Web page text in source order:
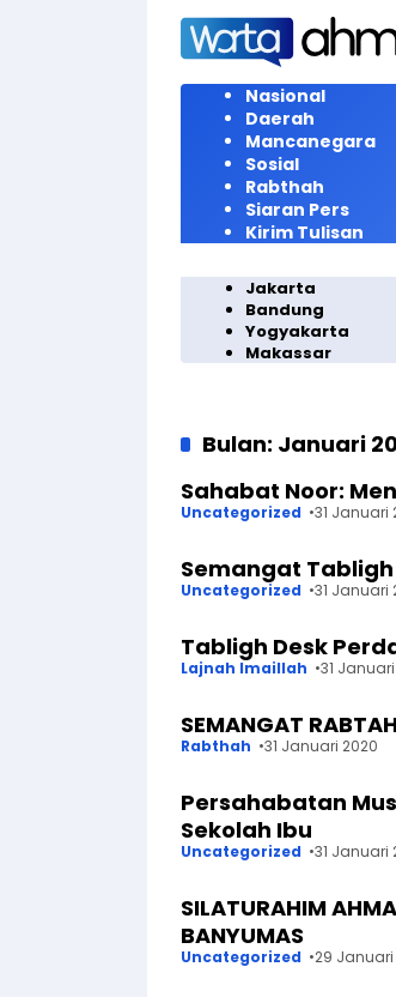
Langsung
konten
Nasional
Daerah
Mancanegara
Sosial
Rabthah
Siaran Pers
Kirim Tulisan
Jakarta
Bandung
Yogyakarta
Makassar
Bulan: Januari
Sahabat Noor:
Uncategorized 31 Januari
Semangat Tabligh
Uncategorized 31 Januari
Tabligh Desk
Lajnah Imaillah 31
SEMANGAT
Rabthah 31 Januari 2020
Persahabatan
Sekolah Ibu
Uncategorized 31 Januari
SILATURAHIM
BANYUMAS
Uncategorized 29 Januari